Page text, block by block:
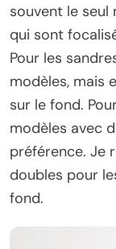
souvent le seul
qui sont
Pour les
modèles, mais
sur le fond.
modèles avec
préférence. Je
doubles pour
fond.